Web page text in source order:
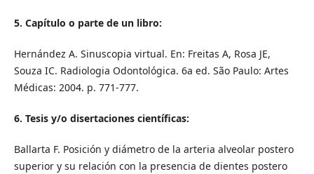
5. Capítulo o parte de un libro:
Hernández A. Sinuscopia virtual. En: Freitas A, Rosa JE,
Souza IC. Radiologia Odontológica. 6a ed. São Paulo: Artes
Médicas: 2004. p. 771-777.
6. Tesis y/o disertaciones científicas:
Ballarta F. Posición y diámetro de la arteria alveolar postero
superior y su relación con la presencia de dientes postero